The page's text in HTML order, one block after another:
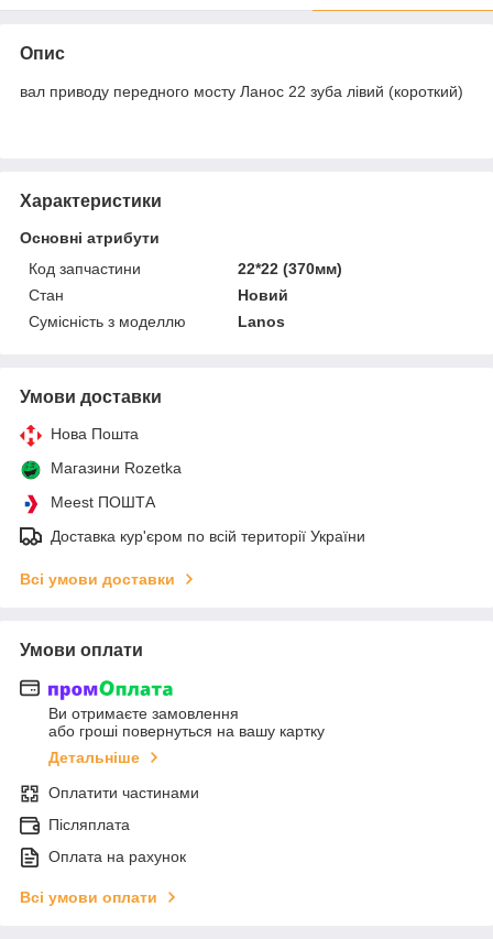
Опис
вал приводу передного мосту Ланос 22 зуба лівий (короткий)
Характеристики
Основні атрибути
Код запчастини
22*22 (370мм)
Стан
Новий
Сумісність з моделлю
Lanos
Умови доставки
Нова Пошта
Магазини Rozetka
Meest ПОШТА
Доставка кур'єром по всій території України
Всі умови доставки
Умови оплати
Ви отримаєте замовлення
або гроші повернуться на вашу картку
Детальніше
Оплатити частинами
Післяплата
Оплата на рахунок
Всі умови оплати